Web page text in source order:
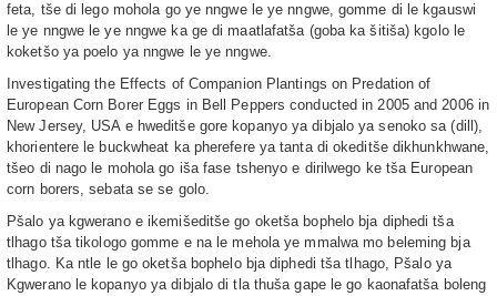
feta, tše di lego mohola go ye nngwe le ye nngwe, gomme di le kgauswi
le ye nngwe le ye nngwe ka ge di maatlafatša (goba ka šitiša) kgolo le
koketšo ya poelo ya nngwe le ye nngwe.
Investigating the Effects of Companion Plantings on Predation of
European Corn Borer Eggs in Bell Peppers conducted in 2005 and 2006 in
New Jersey, USA e hweditše gore kopanyo ya dibjalo ya senoko sa (dill),
khorientere le buckwheat ka pherefere ya tanta di okeditše dikhunkhwane,
tšeo di nago le mohola go iša fase tshenyo e dirilwego ke tša European
corn borers, sebata se se golo.
Pšalo ya kgwerano e ikemišeditše go oketša bophelo bja diphedi tša
tlhago tša tikologo gomme e na le mehola ye mmalwa mo beleming bja
tlhago. Ka ntle le go oketša bophelo bja diphedi tša tlhago, Pšalo ya
Kgwerano le kopanyo ya dibjalo di tla thuša gape le go kaonafatša boleng